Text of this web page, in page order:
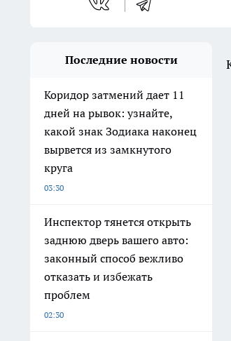
Последние новости
Коридор затмений дает 11
дней на рывок: узнайте,
какой знак Зодиака наконец
вырвется из замкнутого
круга
03:30
Инспектор тянется открыть
заднюю дверь вашего авто:
законный способ вежливо
отказать и избежать
проблем
02:30